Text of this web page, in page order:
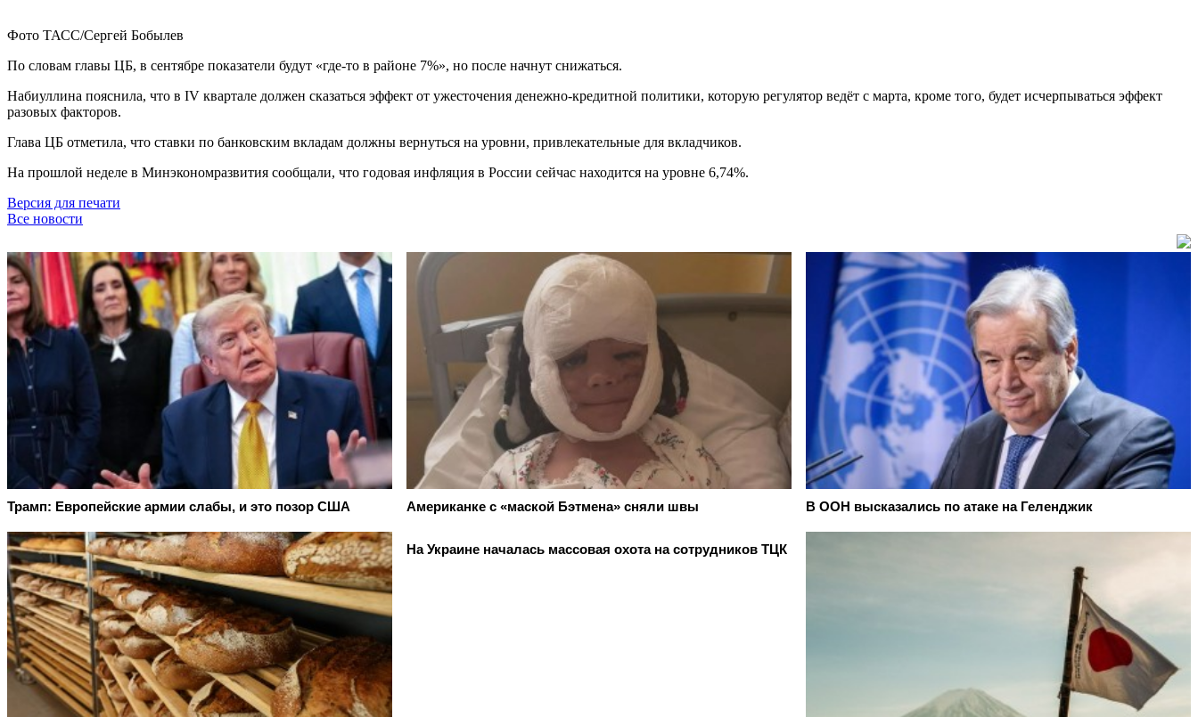
Фото ТАСС/Сергей Бобылев
По словам главы ЦБ, в сентябре показатели будут «где-то в районе 7%», но после начнут снижаться.
Набиуллина пояснила, что в IV квартале должен сказаться эффект от ужесточения денежно-кредитной политики, которую регулятор ведёт с марта, кроме того, будет исчерпываться эффект
разовых факторов.
Глава ЦБ отметила, что ставки по банковским вкладам должны вернуться на уровни, привлекательные для вкладчиков.
На прошлой неделе в Минэкономразвития сообщали, что годовая инфляция в России сейчас находится на уровне 6,74%.
Версия для печати
Все новости
Трамп: Европейские армии слабы, и это позор США Американке с «маской Бэтмена» сняли швы В ООН высказались по атаке на Геленджик
На Украине началась массовая охота на сотрудников ТЦК